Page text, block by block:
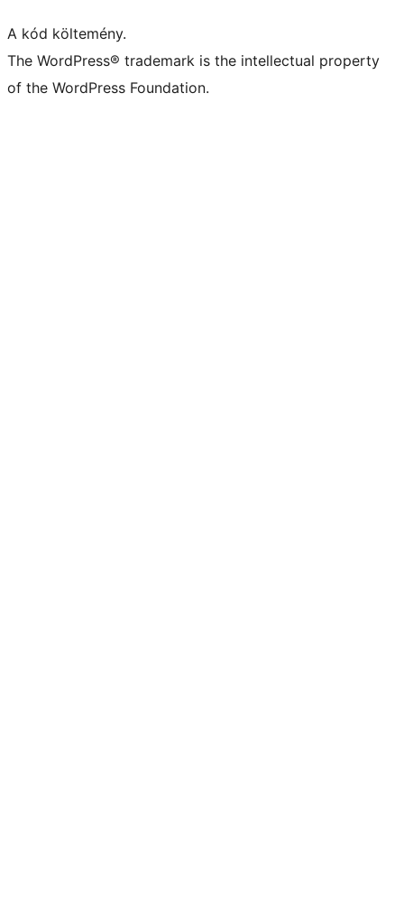
A kód költemény.
The WordPress® trademark is the intellectual property
of the WordPress Foundation.